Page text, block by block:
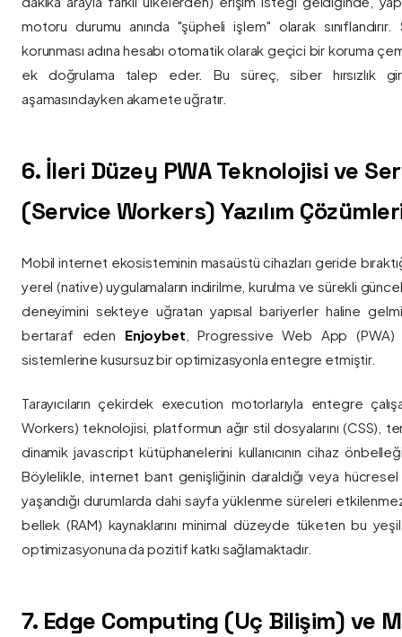
motoru durumu anında "şüpheli işlem" olarak sınıflandırır.
korunması adına hesabı otomatik olarak geçici bir koruma
ek doğrulama talep eder. Bu süreç, siber hırsızlık
aşamasındayken akamete uğratır.
6. İleri Düzey PWA Teknolojisi ve
(Service Workers) Yazılım
Mobil internet ekosisteminin masaüstü cihazları geride
yerel (native) uygulamaların indirilme, kurulma ve sürekli
deneyimini sekteye uğratan yapısal bariyerler haline
bertaraf eden Enjoybet , Progressive Web App (PWA)
sistemlerine kusursuz bir optimizasyonla entegre etmiştir.
Tarayıcıların çekirdek execution motorlarıyla entegre
Workers) teknolojisi, platformun ağır stil dosyalarını (CSS),
dinamik javascript kütüphanelerini kullanıcının cihaz
Böylelikle, internet bant genişliğinin daraldığı veya
yaşandığı durumlarda dahi sayfa yüklenme süreleri
bellek (RAM) kaynaklarını minimal düzeyde tüketen bu yeşil
optimizasyonuna da pozitif katkı sağlamaktadır.
7. Edge Computing (Uç Bilişim) ve